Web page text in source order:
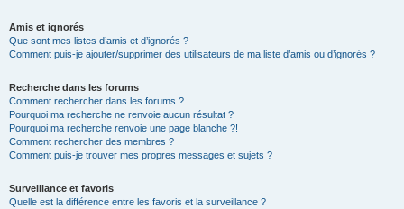
Amis et ignorés
Que sont mes listes d’amis et d’ignorés ?
Comment puis-je ajouter/supprimer des utilisateurs de ma liste d’amis ou d’ignorés ?
Recherche dans les forums
Comment rechercher dans les forums ?
Pourquoi ma recherche ne renvoie aucun résultat ?
Pourquoi ma recherche renvoie une page blanche ?!
Comment rechercher des membres ?
Comment puis-je trouver mes propres messages et sujets ?
Surveillance et favoris
Quelle est la différence entre les favoris et la surveillance ?